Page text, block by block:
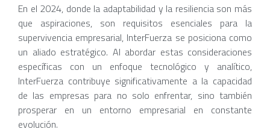
En el 2024, donde la adaptabilidad y la resiliencia son más
que aspiraciones, son requisitos esenciales para la
supervivencia empresarial, InterFuerza se posiciona como
un aliado estratégico. Al abordar estas consideraciones
específicas con un enfoque tecnológico y analítico,
InterFuerza contribuye significativamente a la capacidad
de las empresas para no solo enfrentar, sino también
prosperar en un entorno empresarial en constante
evolución.